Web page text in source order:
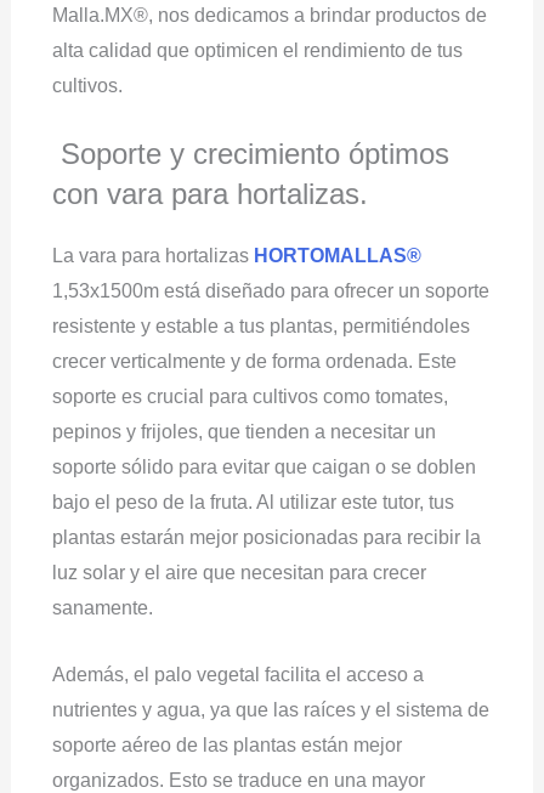
Malla.MX®, nos dedicamos a brindar productos de
alta calidad que optimicen el rendimiento de tus
cultivos.
Soporte y crecimiento óptimos
con vara para hortalizas.
La vara para hortalizas HORTOMALLAS®
1,53x1500m está diseñado para ofrecer un soporte
resistente y estable a tus plantas, permitiéndoles
crecer verticalmente y de forma ordenada. Este
soporte es crucial para cultivos como tomates,
pepinos y frijoles, que tienden a necesitar un
soporte sólido para evitar que caigan o se doblen
bajo el peso de la fruta. Al utilizar este tutor, tus
plantas estarán mejor posicionadas para recibir la
luz solar y el aire que necesitan para crecer
sanamente.
Además, el palo vegetal facilita el acceso a
nutrientes y agua, ya que las raíces y el sistema de
soporte aéreo de las plantas están mejor
organizados. Esto se traduce en una mayor